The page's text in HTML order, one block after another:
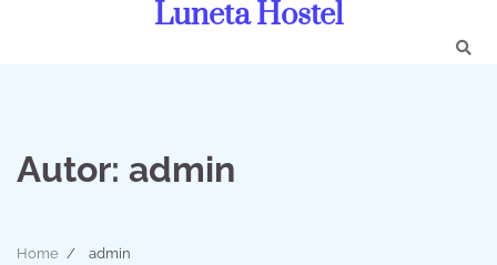
Luneta Hostel
Autor: admin
Home admin